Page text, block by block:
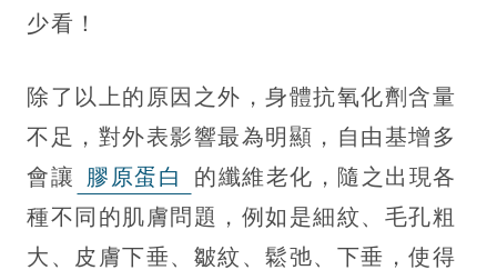
少看！
除了以上的原因之外，身體抗氧化劑含量
不足，對外表影響最為明顯，自由基增多
會讓 膠原蛋白 的纖維老化，隨之出現各
種不同的肌膚問題，例如是細紋、毛孔粗
大、皮膚下垂、皺紋、鬆弛、下垂，使得